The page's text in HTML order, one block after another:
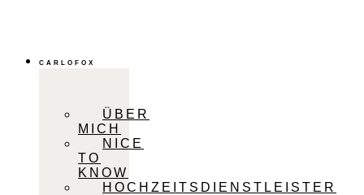
CARLOFOX
ÜBER
MICH
NICE
TO
KNOW
HOCHZEITSDIENSTLEISTER